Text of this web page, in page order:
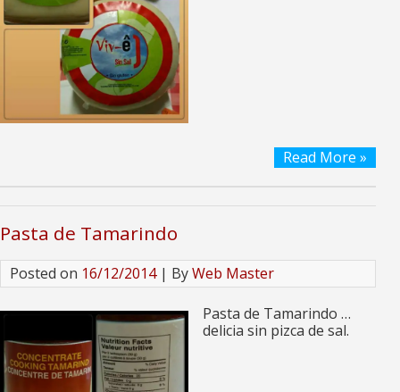
Read More »
Pasta de Tamarindo
Posted on 16/12/2014| ByWeb Master
Pasta de Tamarindo …
delicia sin pizca de sal.